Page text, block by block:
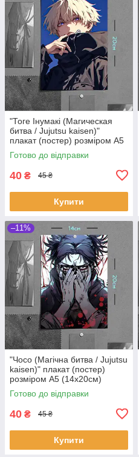
"Тоге Інумакі (Магическая
битва / Jujutsu kaisen)"
плакат (постер) розміром А5
(14х20см)
Готово до відправки
40 ₴ 45 ₴
Купити
–11%
"Чосо (Магічна битва / Jujutsu
kaisen)" плакат (постер)
розміром А5 (14х20см)
Готово до відправки
40 ₴ 45 ₴
Купити